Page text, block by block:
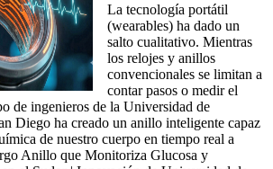
La tecnología portátil
(wearables) ha dado un
salto cualitativo. Mientras
los relojes y anillos
convencionales se limitan a
contar pasos o medir el
de ingenieros de la Universidad de
Diego ha creado un anillo inteligente capaz
de nuestro cuerpo en tiempo real a
Anillo que Monitoriza Glucosa y